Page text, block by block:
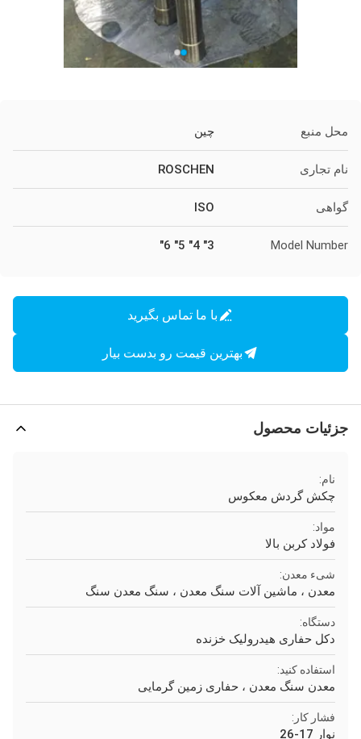
محل منبع چین
نام تجاری ROSCHEN
گواهی ISO
Model Number
3" 4" 5" 6"
با ما تماس بگیرید
بهترین قیمت رو بدست بیار
جزئیات محصول
نام:
چکش گردش معکوس
مواد:
فولاد کربن بالا
شیء معدن:
معدن ، ماشین آلات سنگ معدن ، سنگ معدن سنگ
دستگاه:
دکل حفاری هیدرولیک خزنده
استفاده کنید:
معدن سنگ معدن ، حفاری زمین گرمایی
فشار کار:
نوار 17-26